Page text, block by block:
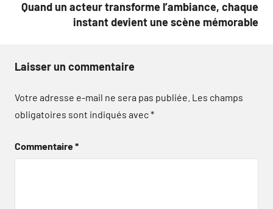
Quand un acteur transforme l’ambiance, chaque
instant devient une scène mémorable
Laisser un commentaire
Votre adresse e-mail ne sera pas publiée. Les champs
obligatoires sont indiqués avec*
Commentaire*